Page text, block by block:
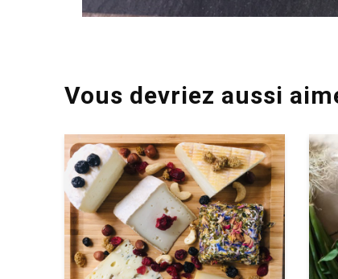
Vous devriez aussi